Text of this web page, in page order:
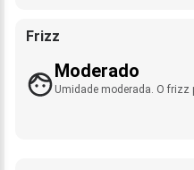
Frizz
Moderado
Umidade moderada. O frizz